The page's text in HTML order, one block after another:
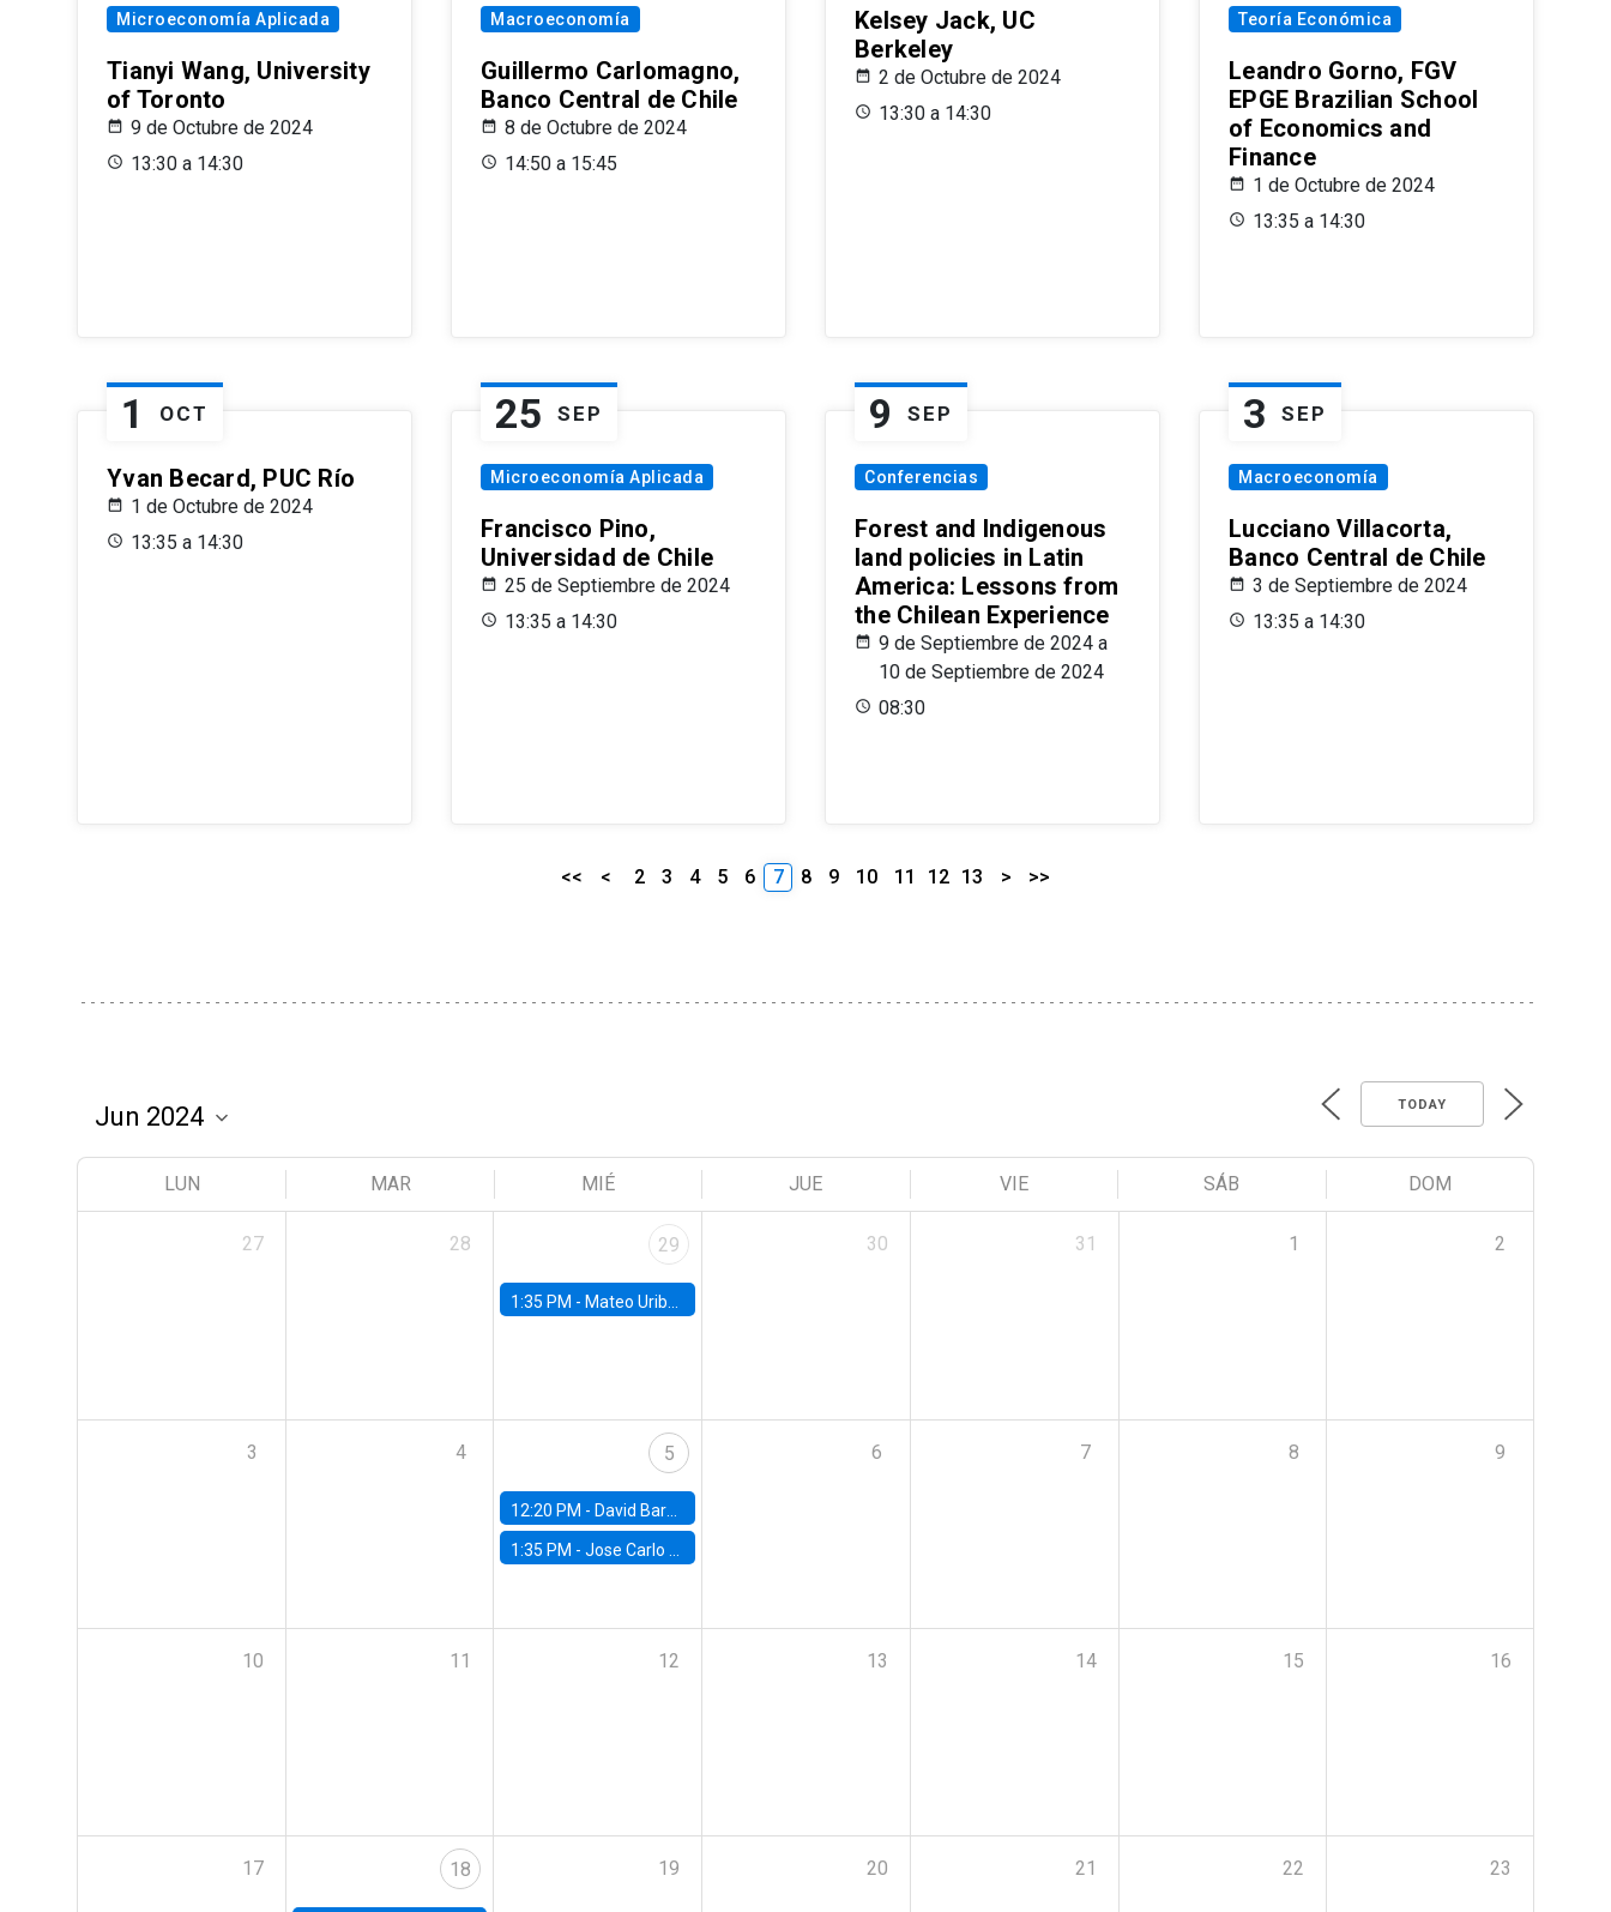
Microeconomía Aplicada
Tianyi Wang, University
of Toronto
9 de Octubre de 2024
13:30 a 14:30
Macroeconomía
Guillermo Carlomagno,
Banco Central de Chile
8 de Octubre de 2024
14:50 a 15:45
Kelsey Jack, UC
Berkeley
2 de Octubre de 2024
13:30 a 14:30
Teoría Económica
Leandro Gorno, FGV
EPGE Brazilian School
of Economics and
Finance
1 de Octubre de 2024
13:35 a 14:30
1 OCT
Yvan Becard, PUC Río
1 de Octubre de 2024
13:35 a 14:30
25 SEP
Microeconomía Aplicada
Francisco Pino,
Universidad de Chile
25 de Septiembre de 2024
13:35 a 14:30
9 SEP
Conferencias
Forest and Indigenous
land policies in Latin
America: Lessons from
the Chilean Experience
9 de Septiembre de 2024 a
10 de Septiembre de 2024
08:30
3 SEP
Macroeconomía
Lucciano Villacorta,
Banco Central de Chile
3 de Septiembre de 2024
13:35 a 14:30
<< < 2 3 4 5 6 7 8 9 10 11 12 13 > >>
TODAY
LUN MAR MIÉ JUE VIE SÁB DOM
27 28 29
1:35 PM - Mateo Uribe-Castro, Universidad de los Andes (Colombia)
30 31 1 2
3 4 5
12:20 PM - David Bardey, Universidad de los Andes - CEDE
1:35 PM -Jose Carlo Bermudez, UC (ME) & World Bank
6 7 8 9
10 11 12 13 14 15 16
17 18 19 20 21 22 23